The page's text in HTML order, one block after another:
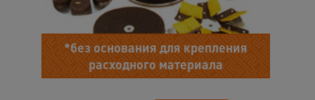
*без основания для крепления
расходного материала